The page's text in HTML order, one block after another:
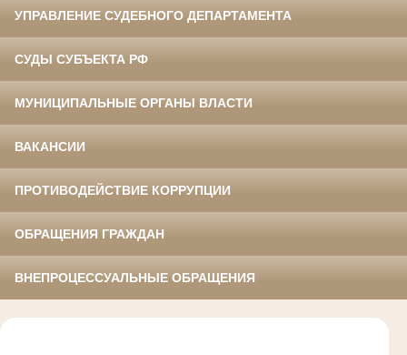
УПРАВЛЕНИЕ СУДЕБНОГО ДЕПАРТАМЕНТА
СУДЫ СУБЪЕКТА РФ
МУНИЦИПАЛЬНЫЕ ОРГАНЫ ВЛАСТИ
ВАКАНСИИ
ПРОТИВОДЕЙСТВИЕ КОРРУПЦИИ
ОБРАЩЕНИЯ ГРАЖДАН
ВНЕПРОЦЕССУАЛЬНЫЕ ОБРАЩЕНИЯ